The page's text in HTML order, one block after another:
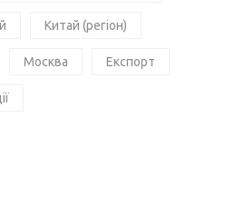
Китай (регіон)
Москва Експорт